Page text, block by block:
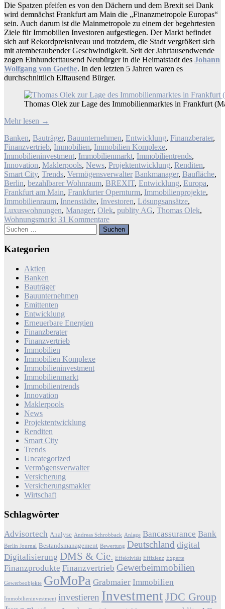
Die Spatzen pfeifen es von den Dächern und dem Brexit sei Dank
wird demnächst Frankfurt am Main die „Finanzmetropole Europas“
sein. Auch darum ist die Mainmetropole zu einem der begehrtesten
Ziele für Immobilien Investoren aufgestiegen. Der Markt befindet
sich auf Rekordpreisniveau und trotzdem, die Stadt vergrößert sich
mit atemberaubender Geschwindigkeit. Seit der Jahrtausendwende
zogen Einhunderttausend Neubürger in die Heimatstadt des Johann
Wolfgang von Goethe. In den letzten 5 Jahren waren es
durchschnittlich Elftausend Bürger.
Thomas Olek zur Lage des Immobilienmarktes in Frankfurt
Mehr lesen →
Banken, Bauträger, Bauunternehmen, Entwicklung, Finanzberater,
Finanzvertrieb, Immobilien, Immobilien Komplexe,
Immobilieninvestment, Immobilienmarkt, Immobilientrends,
Innovation, Maklerpools, News, Projektentwicklung, Renditen,
Smart City, Trends, Vermögensverwalter Bankmanager, Baufläche,
Berlin, bezahlbarer Wohnraum, BREXIT, Entwicklung, Europa,
Frankfurt am Main, Frankfurter Opernturm, Immobilienprojekte,
Immobilienraum, Innenstädte, Investoren, Lösungsansätze,
Luxuswohnungen, Manager, Olek, publity AG, Thomas Olek,
Wohnungsmarkt 31 Kommentare
Suchen
nach:
Kategorien
Aktien
Banken
Bauträger
Bauunternehmen
Emittenten
Entwicklung
Erneuerbare Energien
Finanzberater
Finanzvertrieb
Immobilien
Immobilien Komplexe
Immobilieninvestment
Immobilienmarkt
Immobilientrends
Innovation
Maklerpools
News
Projektentwicklung
Renditen
Smart City
Trends
Uncategorized
Vermögensverwalter
Versicherung
Versicherungsmakler
Wirtschaft
Schlagwörter
Advisortech Analyse Andreas Schrobback Anlage Bancassurance Bank
Berlin Journal Bestandsmanagement Bewertung Deutschland digital
Digitalisierung DMS & Cie. Effektivität Effizienz Experte
Finanzprodukte Finanzvertrieb Gewerbeimmobilien
Gewerbeobjekte GoMoPa Grabmaier Immobilien
Immobilieninvestment investieren Investment JDC Group